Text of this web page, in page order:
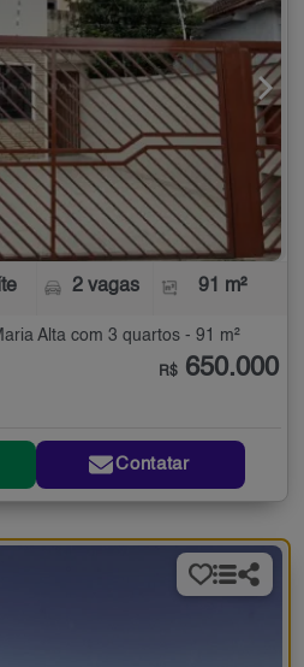
2 vagas 91 m²
Alta com 3 quartos - 91 m²
R$ 650.000
Contatar